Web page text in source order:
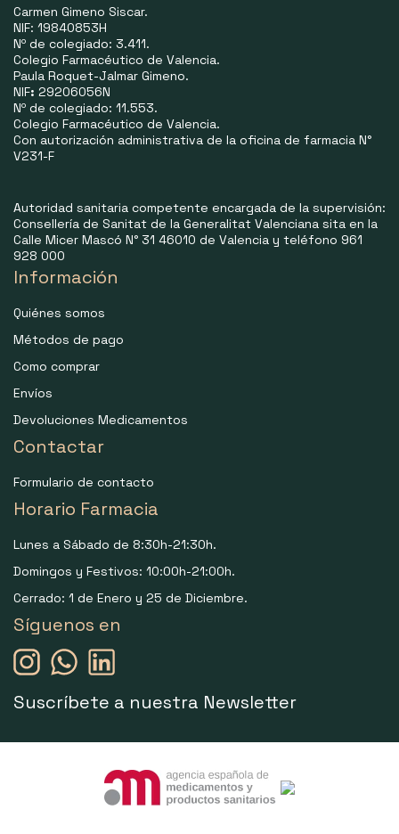
Carmen Gimeno Siscar.
NIF: 19840853H
Nº de colegiado: 3.411.
Colegio Farmacéutico de Valencia.
Paula Roquet-Jalmar Gimeno.
NIF: 29206056N
Nº de colegiado: 11.553.
Colegio Farmacéutico de Valencia.
Con autorización administrativa de la oficina de farmacia N°
V231-F
Autoridad sanitaria competente encargada de la supervisión:
Consellería de Sanitat de la Generalitat Valenciana sita en la
Calle Micer Mascó N° 31 46010 de Valencia y teléfono 961
928 000
Información
Quiénes somos
Métodos de pago
Como comprar
Envíos
Devoluciones Medicamentos
Contactar
Formulario de contacto
Horario Farmacia
Lunes a Sábado de 8:30h-21:30h.
Domingos y Festivos: 10:00h-21:00h.
Cerrado: 1 de Enero y 25 de Diciembre.
Síguenos en
Suscríbete a nuestra Newsletter